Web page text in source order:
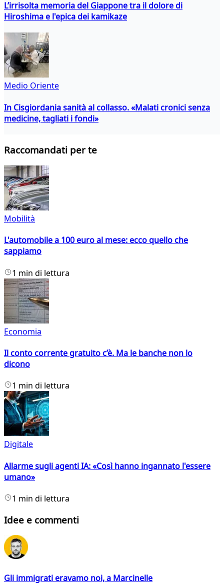
L’irrisolta memoria del Giappone tra il dolore di
Hiroshima e l'epica dei kamikaze
Medio Oriente
In Cisgiordania sanità al collasso. «Malati cronici senza
medicine, tagliati i fondi»
Raccomandati per te
Mobilità
L'automobile a 100 euro al mese: ecco quello che
sappiamo
1 min di lettura
Economia
Il conto corrente gratuito c’è. Ma le banche non lo
dicono
1 min di lettura
Digitale
Allarme sugli agenti IA: «Così hanno ingannato l'essere
umano»
1 min di lettura
Idee e commenti
Gli immigrati eravamo noi, a Marcinelle